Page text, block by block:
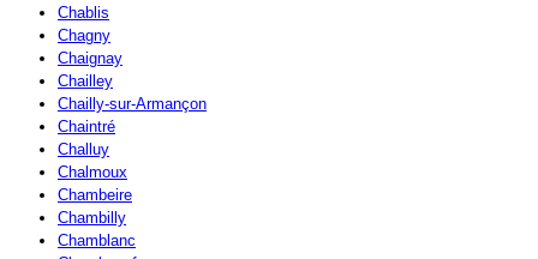
Chablis
Chagny
Chaignay
Chailley
Chailly-sur-Armançon
Chaintré
Challuy
Chalmoux
Chambeire
Chambilly
Chamblanc